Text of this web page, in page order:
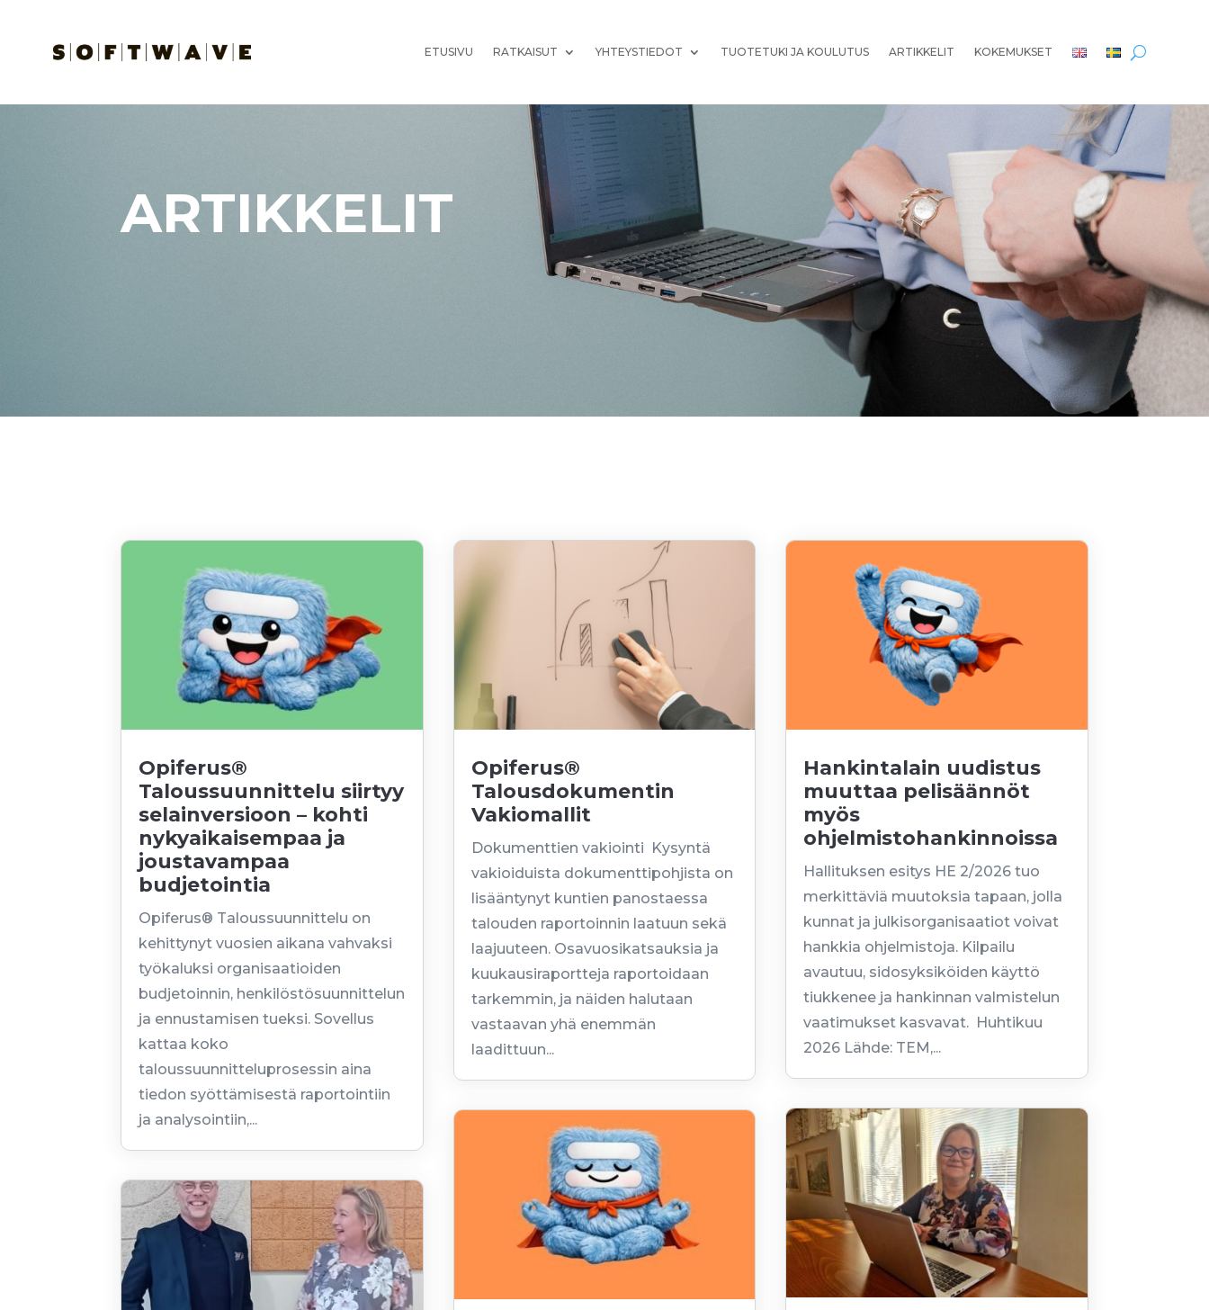
ETUSIVU RATKAISUT YHTEYSTIEDOT TUOTETUKI JA KOULUTUS ARTIKKELIT KOKEMUKSET
ARTIKKELIT
Opiferus®
Taloussuunnittelu siirtyy
selainversioon – kohti
nykyaikaisempaa ja
joustavampaa
budjetointia
Opiferus® Taloussuunnittelu on
kehittynyt vuosien aikana vahvaksi
työkaluksi organisaatioiden
budjetoinnin, henkilöstösuunnittelun
ja ennustamisen tueksi. Sovellus
kattaa koko
taloussuunnitteluprosessin aina
tiedon syöttämisestä raportointiin
ja analysointiin,...
Opiferus®
Talousdokumentin
Vakiomallit
Dokumenttien vakiointi Kysyntä
vakioiduista dokumenttipohjista on
lisääntynyt kuntien panostaessa
talouden raportoinnin laatuun sekä
laajuuteen. Osavuosikatsauksia ja
kuukausiraportteja raportoidaan
tarkemmin, ja näiden halutaan
vastaavan yhä enemmän
laadittuun...
Hankintalain uudistus
muuttaa pelisäännöt
myös
ohjelmistohankinnoissa
Hallituksen esitys HE 2/2026 tuo
merkittäviä muutoksia tapaan, jolla
kunnat ja julkisorganisaatiot voivat
hankkia ohjelmistoja. Kilpailu
avautuu, sidosyksiköiden käyttö
tiukkenee ja hankinnan valmistelun
vaatimukset kasvavat. Huhtikuu
2026 Lähde: TEM,...